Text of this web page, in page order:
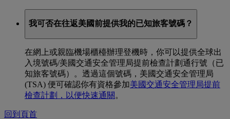
我可否在往返美國前提供我的已知旅客號碼？
在網上或親臨機場櫃檯辦理登機時，你可以提供全球出
入境號碼/美國交通安全管理局提前檢查計劃通行號（已
知旅客號碼）。透過這個號碼，美國交通安全管理局
(TSA) 便可確認你有資格參加美國交通安全管理局提前
檢查計劃，以便快速通關 。
回到頁首